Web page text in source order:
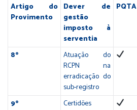
Artigo do
Provimento
Dever de
gestão
imposto à
serventia
PQTA
8º
Atuação do
RCPN na
erradicação do
sub-registro
9º
Certidões